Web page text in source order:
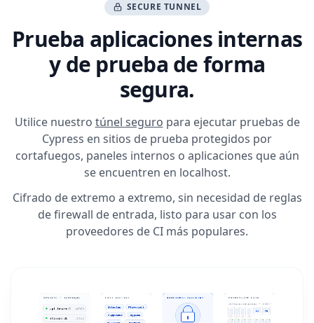
SECURE TUNNEL
Prueba aplicaciones internas
y de prueba de forma
segura.
Utilice nuestro túnel seguro para ejecutar pruebas de
Cypress en sitios de prueba protegidos por
cortafuegos, paneles internos o aplicaciones que aún
se encuentren en localhost.
Cifrado de extremo a extremo, sin necesidad de reglas
de firewall de entrada, listo para usar con los
proveedores de CI más populares.